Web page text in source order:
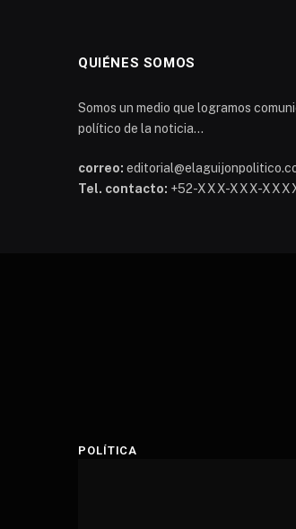
QUIÉNES SOMOS
Somos un medio que logramos
político de la noticia...
correo:
Tel. contacto: +52-XXX-XXX-
POLÍTICA